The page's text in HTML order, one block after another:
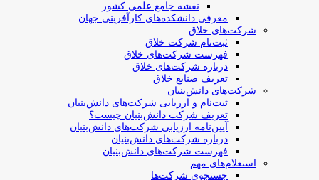
نقشه جامع علمی کشور
معرفی دانشکده‌های کارآفرینی جهان
شرکت‌های خلاق
ثبت‌نام شرکت خلاق
فهرست شرکت‌های خلاق
درباره شرکت‌های خلاق
تعریف صنایع خلاق
شرکت‌های دانش‌بنیان
ثبت‌نام و ارزیابی شرکت‌های دانش‌بنیان
تعریف شرکت دانش‌بنیان چیست؟
آیین‌نامه ارزیابی شرکت‌های دانش‌بنیان
درباره شرکت‌های دانش‌بنیان
فهرست شرکت‌های دانش‌بنیان
استعلام‌های مهم
جستجوی شرکت‌ها